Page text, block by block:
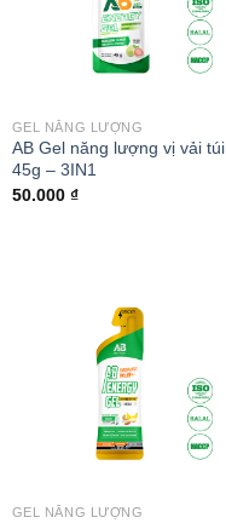
GEL NĂNG LƯỢNG
AB Gel năng lượng vị vải túi
45g – 3IN1
50.000 ₫
GEL NĂNG LƯỢNG